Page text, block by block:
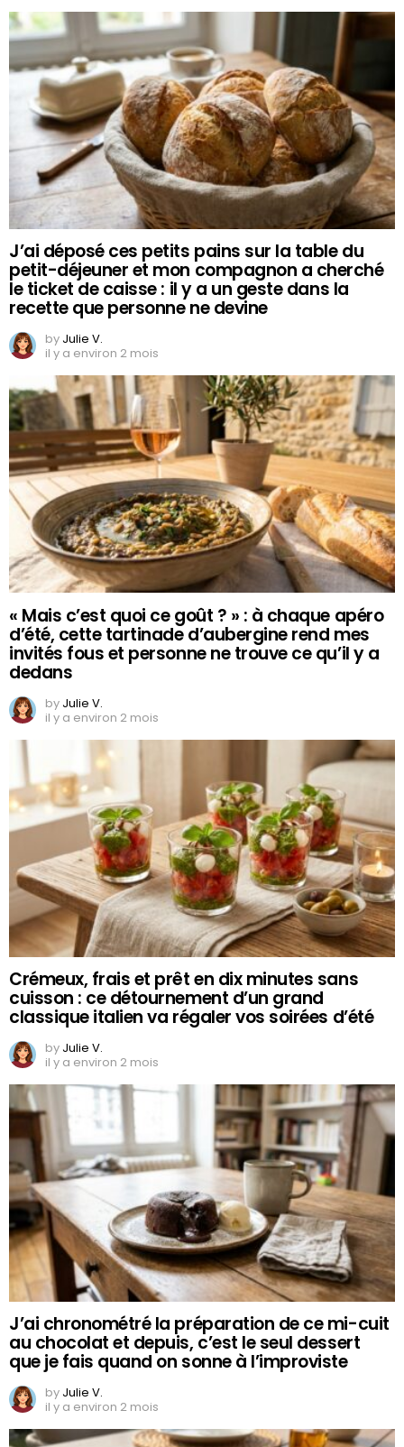
J’ai déposé ces petits pains sur la table du
petit-déjeuner et mon compagnon a cherché
le ticket de caisse : il y a un geste dans la
recette que personne ne devine
by Julie V.
il y a environ 2 mois
« Mais c’est quoi ce goût ? » : à chaque apéro
d’été, cette tartinade d’aubergine rend mes
invités fous et personne ne trouve ce qu’il y a
dedans
by Julie V.
il y a environ 2 mois
Crémeux, frais et prêt en dix minutes sans
cuisson : ce détournement d’un grand
classique italien va régaler vos soirées d’été
by Julie V.
il y a environ 2 mois
J’ai chronométré la préparation de ce mi-cuit
au chocolat et depuis, c’est le seul dessert
que je fais quand on sonne à l’improviste
by Julie V.
il y a environ 2 mois